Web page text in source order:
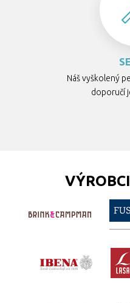
Náš vyškolený
doporučí